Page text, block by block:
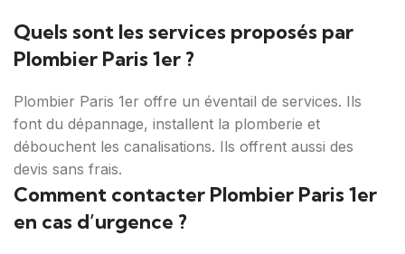
Quels sont les services proposés par
Plombier Paris 1er ?
Plombier Paris 1er offre un éventail de services. Ils
font du dépannage, installent la plomberie et
débouchent les canalisations. Ils offrent aussi des
devis sans frais.
Comment contacter Plombier Paris 1er
en cas d’urgence ?